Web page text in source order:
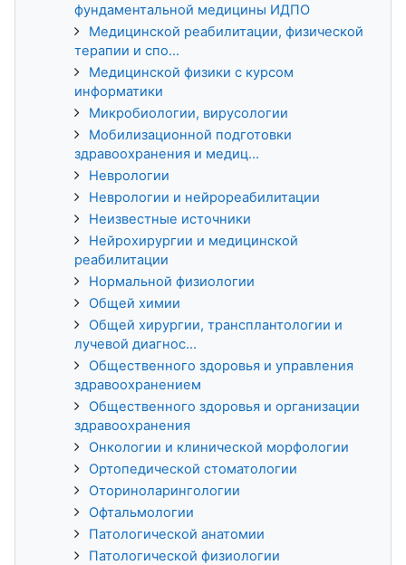
фундаментальной медицины ИДПО
Медицинской реабилитации, физической
терапии и спо...
Медицинской физики с курсом
информатики
Микробиологии, вирусологии
Мобилизационной подготовки
здравоохранения и медиц...
Неврологии
Неврологии и нейрореабилитации
Неизвестные источники
Нейрохирургии и медицинской
реабилитации
Нормальной физиологии
Общей химии
Общей хирургии, трансплантологии и
лучевой диагнос...
Общественного здоровья и управления
здравоохранением
Общественного здоровья и организации
здравоохранения
Онкологии и клинической морфологии
Ортопедической стоматологии
Оториноларингологии
Офтальмологии
Патологической анатомии
Патологической физиологии